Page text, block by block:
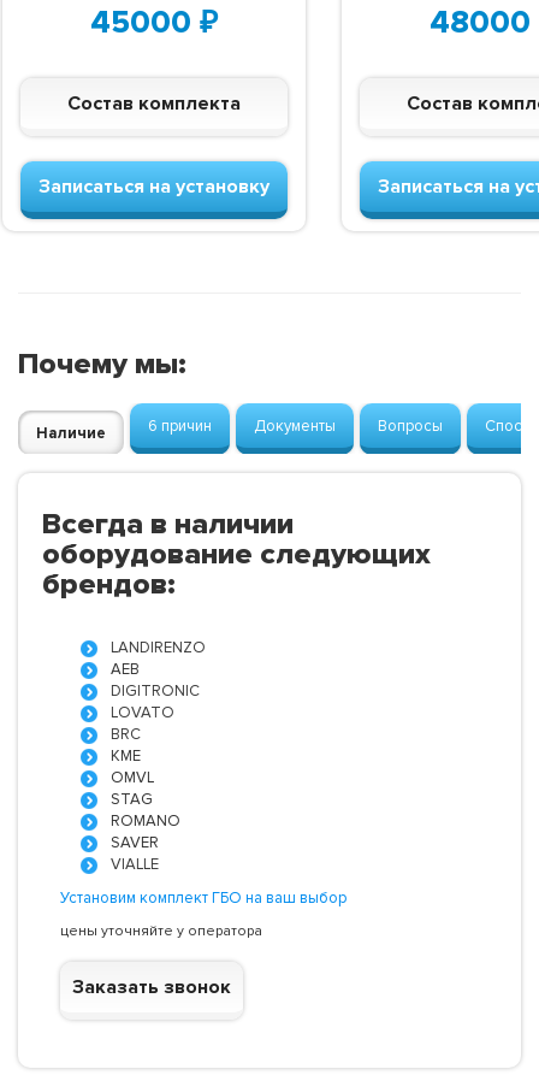
45000 ₽
Состав комплекта
Записаться на установку
48000
Состав
Записаться на
Почему мы:
Наличие 6 причин Документы Вопросы
Всегда в наличии
оборудование следующих
брендов:
LANDIRENZO
AEB
DIGITRONIC
LOVATO
BRC
KME
OMVL
STAG
ROMANO
SAVER
VIALLE
Установим комплект ГБО на ваш выбор
цены уточняйте у оператора
Заказать звонок